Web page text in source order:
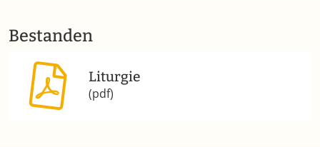
Bestanden
Liturgie
(pdf)